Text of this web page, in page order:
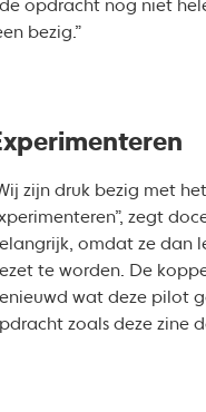
opdracht nog niet
bezig.”
zijn druk bezig met
zegt
omdat ze dan
te worden. De
wat deze pilot
zoals deze zine